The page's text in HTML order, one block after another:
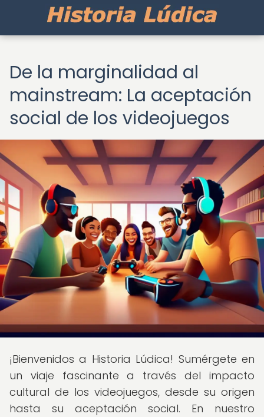
De la marginalidad al
mainstream: La aceptación
social de los videojuegos
¡Bienvenidos a Historia Lúdica! Sumérgete en
un viaje fascinante a través del impacto
cultural de los videojuegos, desde su origen
hasta su aceptación social. En nuestro